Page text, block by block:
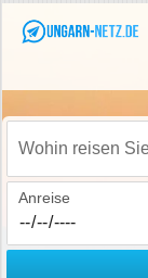
Wohin reisen Sie?
Anreise